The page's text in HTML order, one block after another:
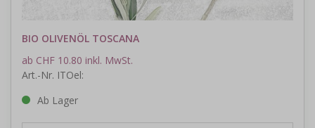
BIO OLIVENÖL TOSCANA
ab CHF 10.80 inkl. MwSt.
Art.-Nr. ITOel:
Ab Lager